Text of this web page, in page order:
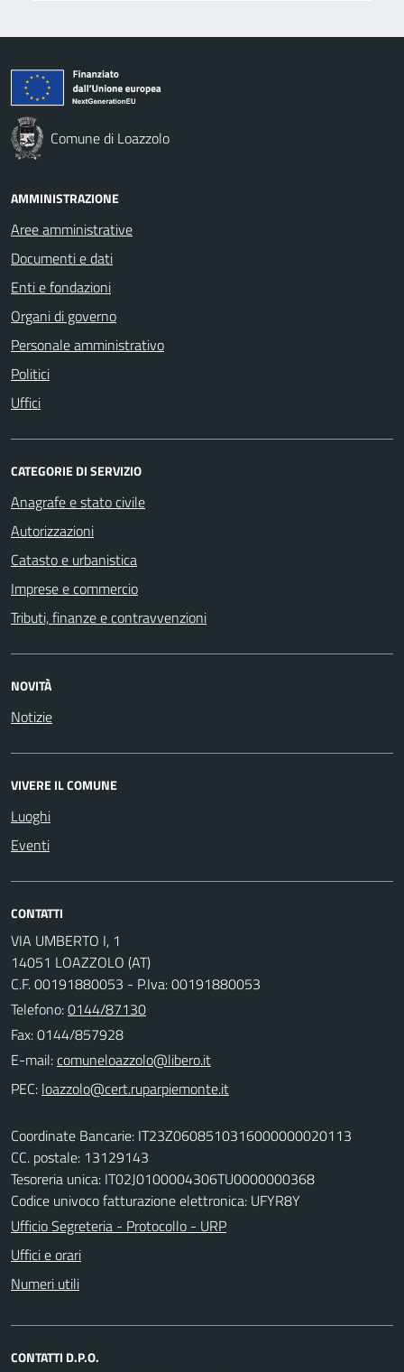
Comune di Loazzolo
AMMINISTRAZIONE
Aree amministrative
Documenti e dati
Enti e fondazioni
Organi di governo
Personale amministrativo
Politici
Uffici
CATEGORIE DI SERVIZIO
Anagrafe e stato civile
Autorizzazioni
Catasto e urbanistica
Imprese e commercio
Tributi, finanze e contravvenzioni
NOVITÀ
Notizie
VIVERE IL COMUNE
Luoghi
Eventi
CONTATTI
VIA UMBERTO I, 1
14051 LOAZZOLO (AT)
C.F. 00191880053 - P.Iva: 00191880053
Telefono:0144/87130
Fax: 0144/857928
E-mail:
PEC:
Coordinate Bancarie: IT23Z0608510316000000020113
CC. postale: 13129143
Tesoreria unica: IT02J0100004306TU0000000368
Codice univoco fatturazione elettronica: UFYR8Y
Ufficio Segreteria - Protocollo - URP
Uffici e orari
Numeri utili
CONTATTI D.P.O.